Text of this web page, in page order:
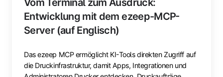
Vom Terminal zum Ausdruck:
Entwicklung mit dem ezeep-MCP-
Server (auf Englisch)
Das ezeep MCP ermöglicht KI-Tools direkten Zugriff auf
die Druckinfrastruktur, damit Apps, Integrationen und